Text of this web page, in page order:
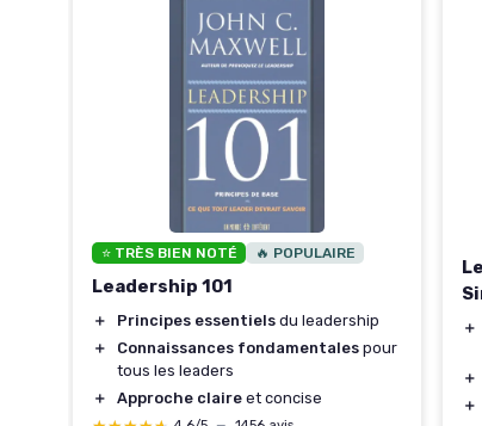
⭐ TRÈS BIEN NOTÉ 🔥 POPULAIRE
Leadership 101
＋ Principes essentiels du leadership
＋
Connaissances fondamentales pour
tous les leaders
＋
Approche claire et concise
＋
＋
＋